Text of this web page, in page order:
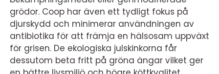
grödor. Coop har även ett tydligt fokus på
djurskydd och minimerar användningen av
antibiotika för att främja en hälsosam uppväxt
för grisen. De ekologiska julskinkorna får
dessutom beta fritt på gröna ängar vilket ger